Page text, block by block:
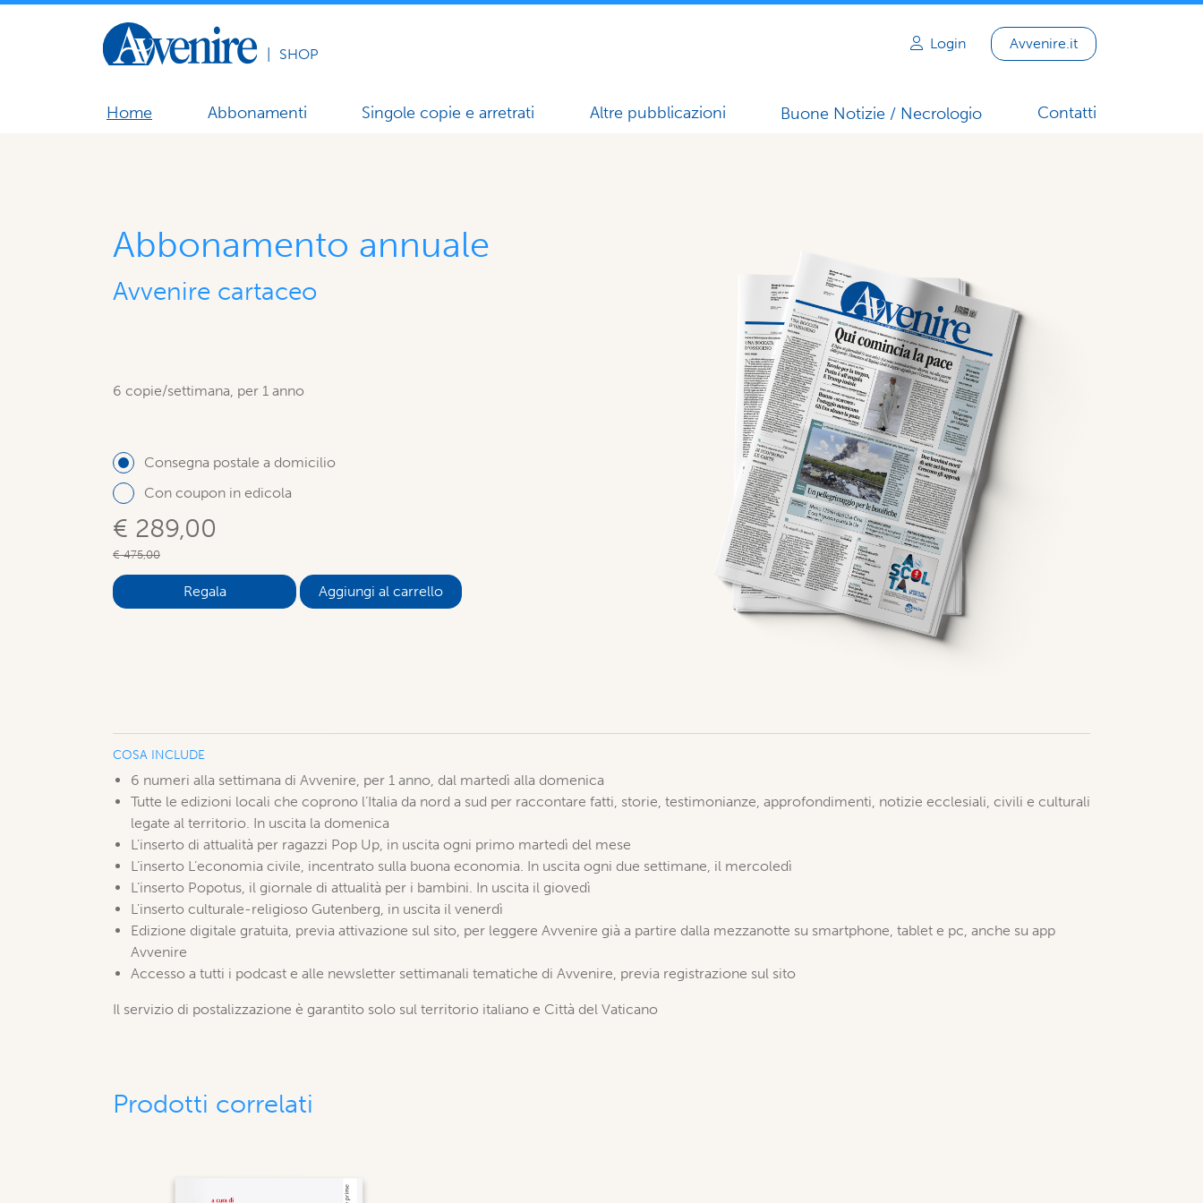
SHOP
Login Avvenire.it
Home Abbonamenti Singole copie e arretrati Altre pubblicazioni Buone Notizie / Necrologio Contatti
Abbonamento annuale
Avvenire cartaceo
6 copie/settimana, per 1 anno
Consegna postale a domicilio
Con coupon in edicola
€ 289,00
€ 475,00
Aggiungi al carrello
COSA INCLUDE
6 numeri alla settimana di Avvenire, per 1 anno, dal martedì alla domenica
Tutte le edizioni locali che coprono l’Italia da nord a sud per raccontare fatti, storie, testimonianze, approfondimenti, notizie ecclesiali, civili e culturali
legate al territorio. In uscita la domenica
L'inserto di attualità per ragazzi Pop Up, in uscita ogni primo martedì del mese
L’inserto L’economia civile, incentrato sulla buona economia. In uscita ogni due settimane, il mercoledì
L’inserto Popotus, il giornale di attualità per i bambini. In uscita il giovedì
L'inserto culturale-religioso Gutenberg, in uscita il venerdì
Edizione digitale gratuita, previa attivazione sul sito, per leggere Avvenire già a partire dalla mezzanotte su smartphone, tablet e pc, anche su app
Avvenire
Accesso a tutti i podcast e alle newsletter settimanali tematiche di Avvenire, previa registrazione sul sito
Il servizio di postalizzazione è garantito solo sul territorio italiano e Città del Vaticano
Prodotti correlati